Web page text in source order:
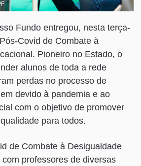
Fundo entregou, nesta terça-
Covid de Combate à
Pioneiro no Estado, o
alunos de toda a rede
perdas no processo de
devido à pandemia e ao
com o objetivo de promover
para todos.
de Combate à Desigualdade
professores de diversas